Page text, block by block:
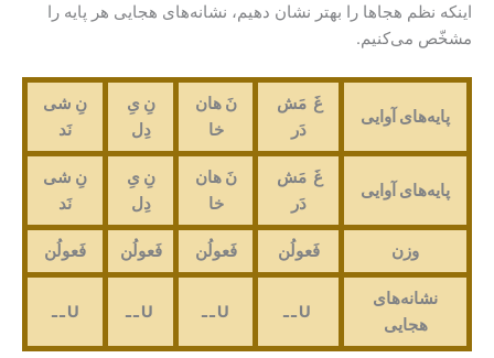
اینکه نظم هجاها را بهتر نشان دهیم، نشانه‌های هجایی هر پایه را
مشخّص می‌کنیم.
پایه‌های آوایی
غَ مَش
دَر
نَ هان
خا
نِ یِ
دِل
نِ شی
نَد
پایه‌های آوایی
غَ مَش
دَر
نَ هان
خا
نِ یِ
دِل
نِ شی
نَد
وزن فَعولُن فَعولُن فَعولُن فَعولُن
نشانه‌های
هجایی
Uـ ـ Uـ ـ